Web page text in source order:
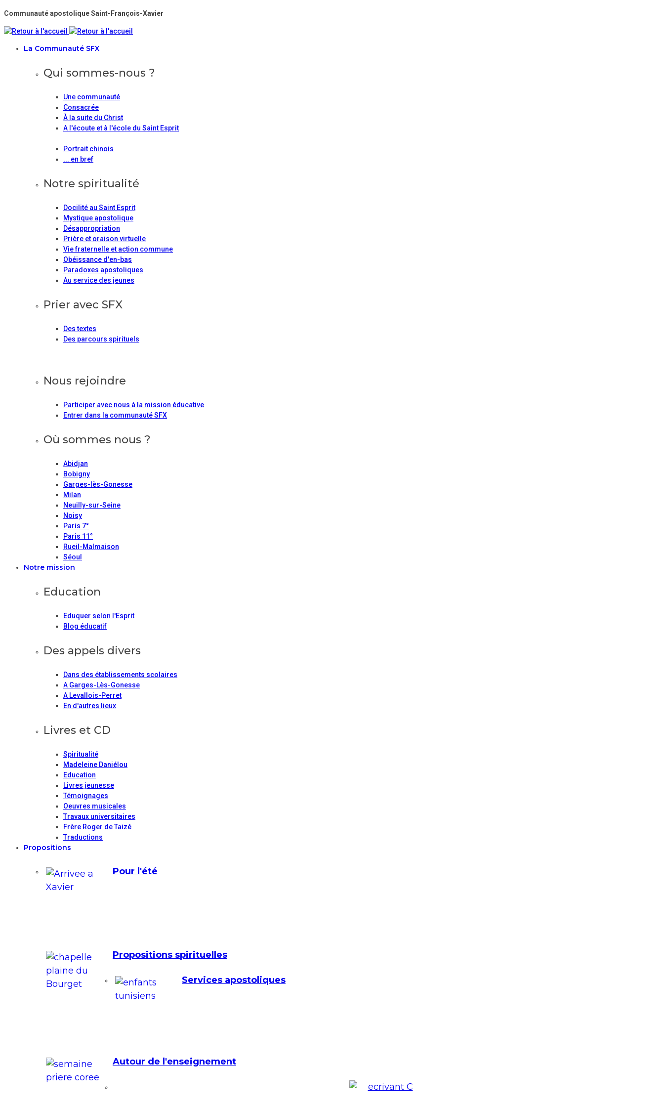
Communauté apostolique Saint-François-Xavier
La Communauté SFX
Qui sommes-nous ?
Une communauté
Consacrée
À la suite du Christ
A l'écoute et à l'école du Saint Esprit
Portrait chinois
... en bref
Notre spiritualité
Docilité au Saint Esprit
Mystique apostolique
Désappropriation
Prière et oraison virtuelle
Vie fraternelle et action commune
Obéissance d'en-bas
Paradoxes apostoliques
Au service des jeunes
Prier avec SFX
Des textes
Des parcours spirituels
Nous rejoindre
Participer avec nous à la mission éducative
Entrer dans la communauté SFX
Où sommes nous ?
Abidjan
Bobigny
Garges-lès-Gonesse
Milan
Neuilly-sur-Seine
Noisy
Paris 7°
Paris 11°
Rueil-Malmaison
Séoul
Notre mission
Education
Eduquer selon l'Esprit
Blog éducatif
Des appels divers
Dans des établissements scolaires
A Garges-Lès-Gonesse
A Levallois-Perret
En d'autres lieux
Livres et CD
Spiritualité
Madeleine Daniélou
Education
Livres jeunesse
Témoignages
Oeuvres musicales
Travaux universitaires
Frère Roger de Taizé
Traductions
Propositions
Pour l'été
Propositions spirituelles
Services apostoliques
Autour de l'enseignement